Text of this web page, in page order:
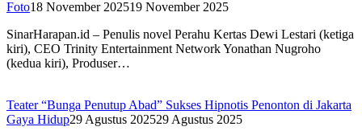
Foto18 November 202519 November 2025
SinarHarapan.id – Penulis novel Perahu Kertas Dewi Lestari (ketiga
kiri), CEO Trinity Entertainment Network Yonathan Nugroho
(kedua kiri), Produser…
Teater “Bunga Penutup Abad” Sukses Hipnotis Penonton di Jakarta
Gaya Hidup29 Agustus 202529 Agustus 2025